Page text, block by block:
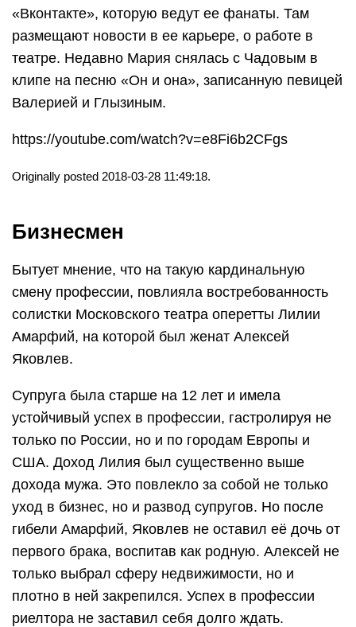
«Вконтакте», которую ведут ее фанаты. Там
размещают новости в ее карьере, о работе в
театре. Недавно Мария снялась с Чадовым в
клипе на песню «Он и она», записанную певицей
Валерией и Глызиным.
https://youtube.com/watch?v=e8Fi6b2CFgs
Originally posted 2018-03-28 11:49:18.
Бизнесмен
Бытует мнение, что на такую кардинальную
смену профессии, повлияла востребованность
солистки Московского театра оперетты Лилии
Амарфий, на которой был женат Алексей
Яковлев.
Супруга была старше на 12 лет и имела
устойчивый успех в профессии, гастролируя не
только по России, но и по городам Европы и
США. Доход Лилия был существенно выше
дохода мужа. Это повлекло за собой не только
уход в бизнес, но и развод супругов. Но после
гибели Амарфий, Яковлев не оставил её дочь от
первого брака, воспитав как родную. Алексей не
только выбрал сферу недвижимости, но и
плотно в ней закрепился. Успех в профессии
риелтора не заставил себя долго ждать.